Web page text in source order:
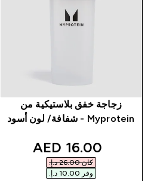
زجاجة خفق بلاستيكية من
Myprotein - شفافة/ لون أسود
discounted price
16.00 AED‎
كان ‏26.00 د.إ.‏‎
وفر ‏10.00 د.إ.‏‎